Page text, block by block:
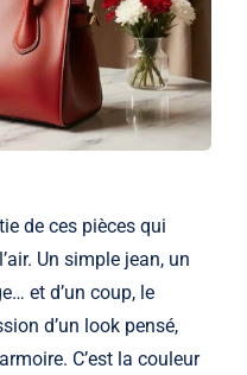
de ces pièces qui
Un simple jean, un
et d’un coup, le
d’un look pensé,
C’est la couleur